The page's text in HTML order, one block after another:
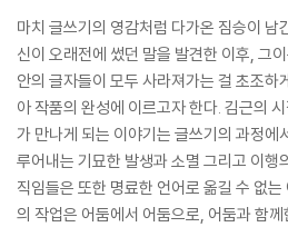
인지도 확실치 않다. 이 시집은 어쩌면 끝끝
한히 다가가려는 움직임으로 가득하다.
“짐승”은 자유자재로 모습을 바꾼다. 손에
들인 것 같다가도 여전히 한 마리 짐승이
여 차려내는 대신 날뛰는 그대로를 쏟아놓
수설”처럼 끝없이 이어지는 말들은 에너
다.
마치 글쓰기의 영감처럼 다가온 짐승이 남
신이 오래전에 썼던 말을 발견한 이후, 그
안의 글자들이 모두 사라져가는 걸 초조하
아 작품의 완성에 이르고자 한다. 김근의 시
가 만나게 되는 이야기는 글쓰기의 과정에
루어내는 기묘한 발생과 소멸 그리고 이행
직임들은 또한 명료한 언어로 옮길 수 없
의 작업은 어둠에서 어둠으로, 어둠과 함께